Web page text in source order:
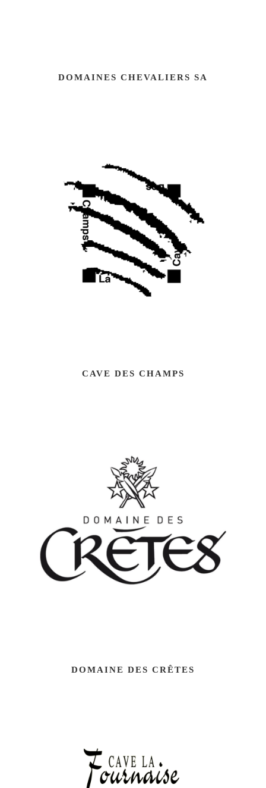
DOMAINES CHEVALIERS SA
CAVE DES CHAMPS
DOMAINE DES CRÊTES